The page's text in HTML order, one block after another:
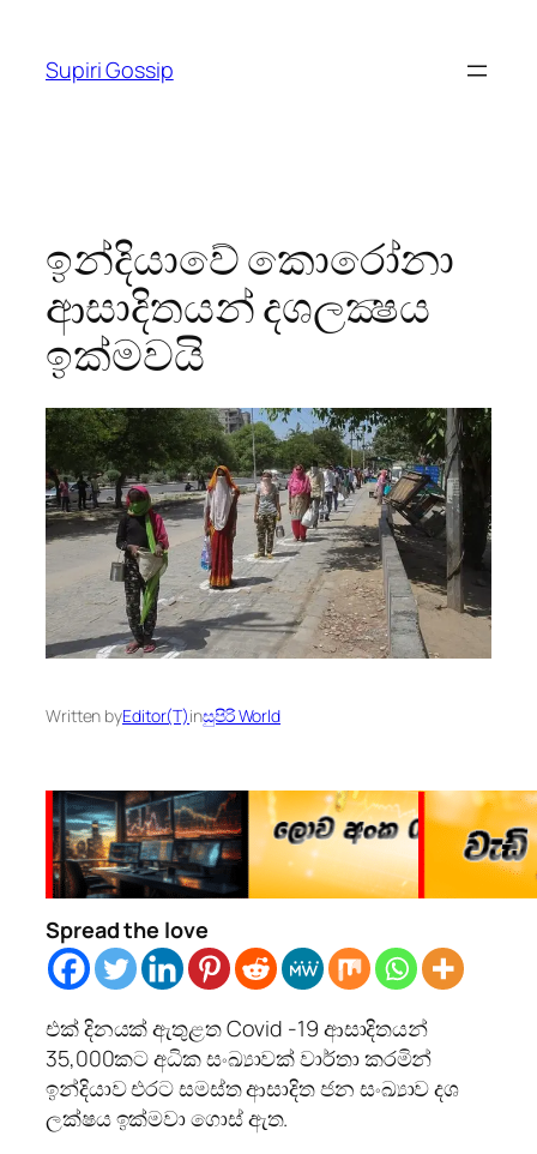
content
Supiri Gossip
ඉන්දියාවේ කොරෝනා
ආසාදිතයන් දශලක්‍ෂය
ඉක්මවයි
Written byEditor(T)inසුපිරි World
Spread the love
එක් දිනයක් ඇතුළත Covid -19 ආසාදිතයන්
35,000කට අධික සංඛ්‍යාවක් වාර්තා කරමින්
ඉන්දියාව එරට සමස්ත ආසාදිත ජන සංඛ්‍යාව දශ
ලක්ෂය ඉක්මවා ගොස් ඇත.